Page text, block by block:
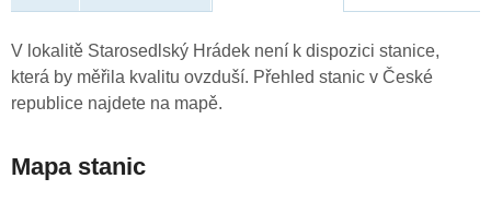
V lokalitě Starosedlský Hrádek není k dispozici stanice,
která by měřila kvalitu ovzduší. Přehled stanic v České
republice najdete na mapě.
Mapa stanic